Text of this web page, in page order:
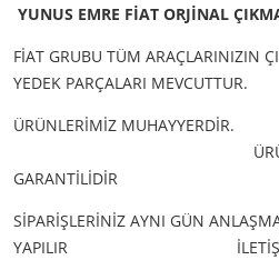
YUNUS EMRE FİAT ORJİNAL
FİAT GRUBU TÜM ARAÇLARINIZIN
YEDEK PARÇALARI MEVCUTTUR.
ÜRÜNLERİMİZ MUHAYYERDİR.
GARANTİLİDİR
SİPARİŞLERİNİZ AYNI GÜN
YAPILIR